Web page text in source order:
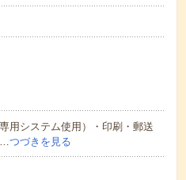
用システム使用）・印刷・郵送
…つづきを見る